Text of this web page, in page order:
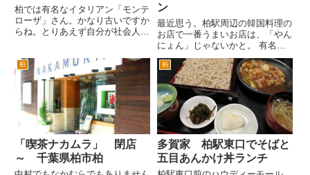
柏では有名なイタリアン「モンテ
ローザ」さん。かなり古いですか
らね。とりあえず自分が社会人に
プの「KASHIWA マイ・ラブ ～
ユーミンを聞きながら～」の歌詞
の中に「二番街のモンテロ...
ン
最近思う。柏駅周辺の韓国料理の
お店で一番うまいお店は、「やん
にょん」じゃないかと。 有名な
お店や大きくてきれいなお店もあ
るけど、「やんにょん」が、一番
僕の口に合うかもしれない。 そ
んなことを思いながらやんにょん
のランチにやってきた。 柏
駅...
柏
「喫茶ナカムラ」 閉店
～ 千葉県柏市柏
柏
多賀家 柏駅東口でそばと
五目あんかけ丼ランチ